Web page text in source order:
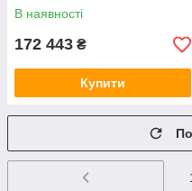
В наявності
172 443 ₴
Купити